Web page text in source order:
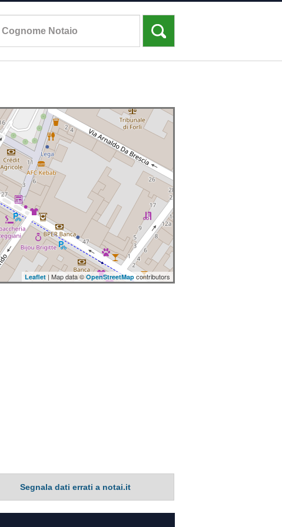
Leaflet | Map data ©OpenStreetMap contributors
Segnala dati errati a notai.it